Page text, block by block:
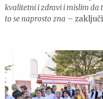
kvalitetni i zdravi i mislim da
to se naprosto zna –